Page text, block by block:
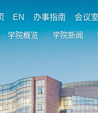
EN 办事指南 会议
学院概览 学院新闻